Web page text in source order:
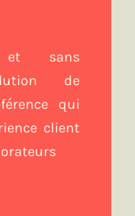
et sans
de
qui
client